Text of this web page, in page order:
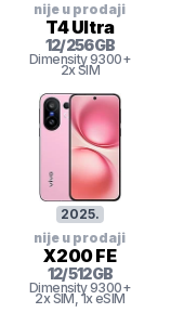
nije u prodaji
T4 Ultra
12/256GB
Dimensity 9300+
2x SIM
2025.
nije u prodaji
X200 FE
12/512GB
Dimensity 9300+
2x SIM, 1x eSIM